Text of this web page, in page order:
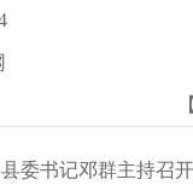
委书记邓群主持召